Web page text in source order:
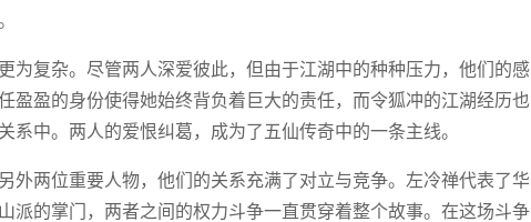
为复杂。尽管两人深爱彼此，但由于江湖中的种种压力，他们的感
盈盈的身份使得她始终背负着巨大的责任，而令狐冲的江湖经历也
系中。两人的爱恨纠葛，成为了五仙传奇中的一条主线。
外两位重要人物，他们的关系充满了对立与竞争。左冷禅代表了华
派的掌门，两者之间的权力斗争一直贯穿着整个故事。在这场斗争